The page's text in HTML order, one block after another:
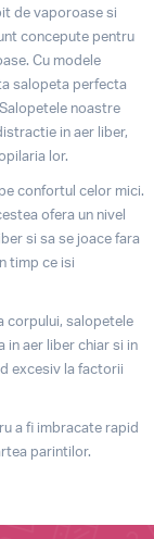
de vaporoase si
concepute pentru
Cu modele
salopeta perfecta
noastre
in aer liber,
lor.
confortul celor mici.
ofera un nivel
si sa se joace fara
timp ce isi
corpului, salopetele
in aer liber chiar si in
excesiv la factorii
a fi imbracate rapid
parintilor.